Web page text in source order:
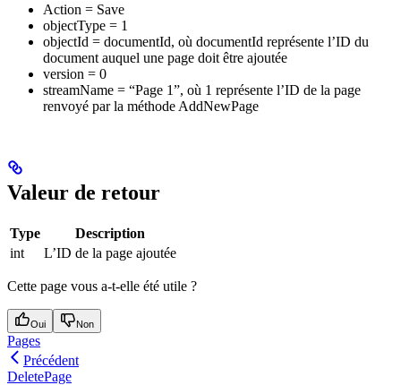
Action = Save
objectType = 1
objectId = documentId, où documentId représente l’ID du
document auquel une page doit être ajoutée
version = 0
streamName = “Page 1”, où 1 représente l’ID de la page
renvoyé par la méthode AddNewPage
Valeur de retour
Type
Description
int
L’ID de la page ajoutée
Cette page vous a-t-elle été utile ?
Oui Non
Pages
Précédent
DeletePage